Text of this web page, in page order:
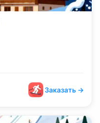
Заказать →